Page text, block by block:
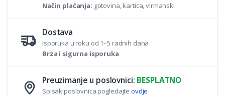
Način plaćanja: gotovina, kartica, virmanski
Dostava
Isporuka u roku od 1–5 radnih dana
Brza i sigurna isporuka
Preuzimanje u poslovnici: BESPLATNO
Spisak poslovnica pogledajte ovdje